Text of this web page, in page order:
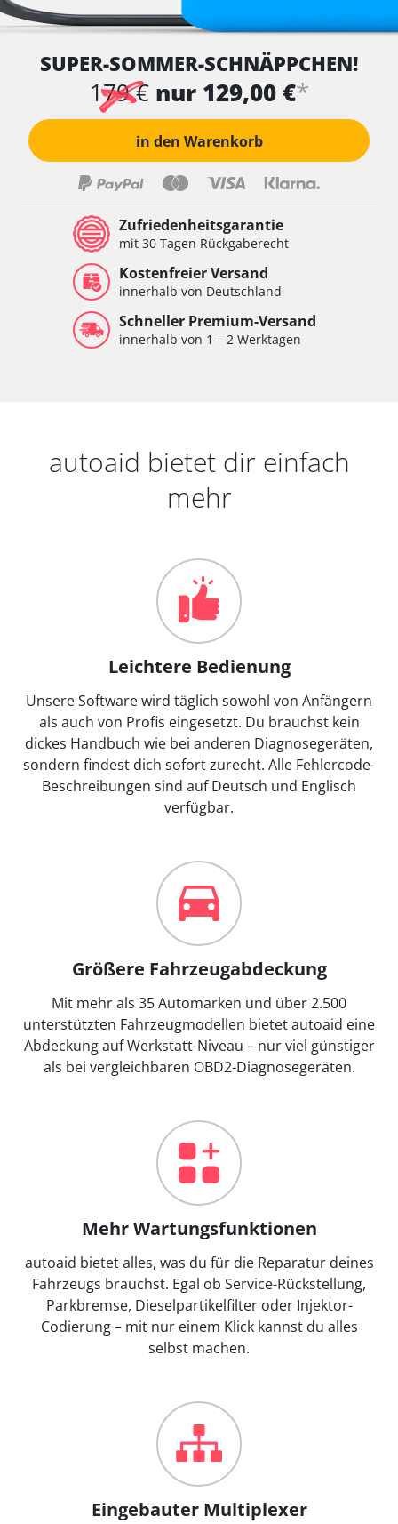
SUPER-SOMMER-SCHNÄPPCHEN!
179 € nur 129,00 €*
in den Warenkorb
Zufriedenheitsgarantie
mit 30 Tagen Rückgaberecht
Kostenfreier Versand
innerhalb von Deutschland
Schneller Premium-Versand
innerhalb von 1 – 2 Werktagen
autoaid bietet dir einfach
mehr
Leichtere Bedienung
Unsere Software wird täglich sowohl von Anfängern
als auch von Profis eingesetzt. Du brauchst kein
dickes Handbuch wie bei anderen Diagnosegeräten,
sondern findest dich sofort zurecht. Alle Fehlercode-
Beschreibungen sind auf Deutsch und Englisch
verfügbar.
Größere Fahrzeugabdeckung
Mit mehr als 35 Automarken und über 2.500
unterstützten Fahrzeugmodellen bietet autoaid eine
Abdeckung auf Werkstatt-Niveau – nur viel günstiger
als bei vergleichbaren OBD2-Diagnosegeräten.
Mehr Wartungsfunktionen
autoaid bietet alles, was du für die Reparatur deines
Fahrzeugs brauchst. Egal ob Service-Rückstellung,
Parkbremse, Dieselpartikelfilter oder Injektor-
Codierung – mit nur einem Klick kannst du alles
selbst machen.
Eingebauter Multiplexer